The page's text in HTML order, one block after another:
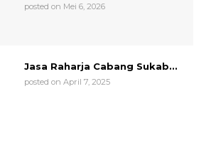
posted on Mei 6, 2026
Jasa Raharja Cabang Sukab...
posted on April 7, 2025